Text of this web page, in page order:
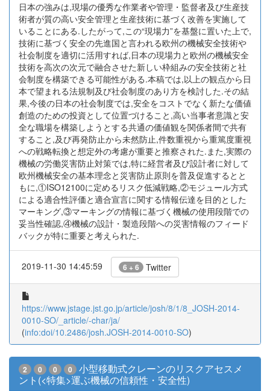
日本の強みは,現場の優秀な作業者や管理・監督者及び生産技
術者が質の高い安全管理と生産技術に基づく改善を実施して
いることにある.したがって,この“現場力”を基盤に置いた上で,
技術に基づく安全の先進国と言われる欧州の機械安全技術や
社会制度を適切に活用すれば,日本の現場力と欧州の機械安全
技術を高次の次元で融合させた新しい枠組みの安全技術と社
会制度を構築できる可能性がある.本稿では,以上の観点から日
本で望まれる法規制及び社会制度のあり方を検討した.その結
果,今後の日本の社会制度では,安全をコストでなく新たな価値
創造のための投資として位置づけること,高い当事者意識と安
全な職場を構築しようとする共通の価値観を関係者間で共有
すること,及び再発防止から未然防止,件数重視から重篤度重視
への戦略転換と想定外の考慮が重要と推察された.また,実際の
機械の労働災害防止対策では,特に経営者及び設計者に対して
欧州機械安全の基本理念と災害防止原則を普及促進するとと
もに,①ISO12100に定めるリスク低減戦略,②モジュール方式
による適合性評価と適合宣言に関する情報伝達を目的とした
マーキング,③マーキングの情報に基づく機械の使用段階での
妥当性確認,④機械の設計・製造段階への災害情報のフィード
バックが特に重要と考えられた.
2019-11-30 14:45:59 6 + 6 Twitter
https://www.jstage.jst.go.jp/article/josh/8/1/8_JOSH-2014-
0010-SO/_article/-char/ja/
(info:doi/10.2486/josh.JOSH-2014-0010-SO)
2 0 0 0
小型移動式クレーンのリスクアセスメ
ント(<特集>運ぶ機械の信頼性・安全性)